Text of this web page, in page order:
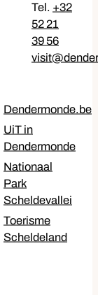
+32
52 21
39 56
visit@
Dendermonde.be
UiT in
Dendermonde
Nationaal
Park
Scheldevallei
Toerisme
Scheldeland